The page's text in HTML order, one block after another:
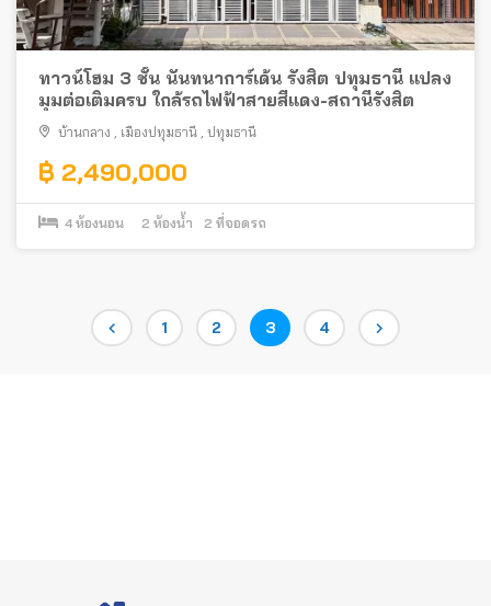
ทาวน์โฮม 3 ชั้น นันทนาการ์เด้น รังสิต ปทุมธานี แปลง
มุมต่อเติมครบ ใกล้รถไฟฟ้าสายสีแดง-สถานีรังสิต
บ้านกลาง , เมืองปทุมธานี , ปทุมธานี
฿ 2,490,000
4 ห้องนอน 2 ห้องน้ำ 2 ที่จอดรถ
Posts
Page
1 Page
2 Page
3 Page
4